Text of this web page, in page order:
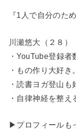
『1人で自分のた
川瀬悠大（２８）
・YouTube登録
・もの作り大好き。
・読書ヨガ登山も
・自律神経を整え
▶︎プロフィールも